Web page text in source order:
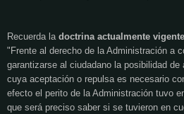
Recuerda la doctrina actualmente vigente
"Frente al derecho de la Administración a
garantizarse al ciudadano la posibilidad
cuya aceptación o repulsa es necesario
efecto el perito de la Administración tuvo
que será preciso saber si se tuvieron en